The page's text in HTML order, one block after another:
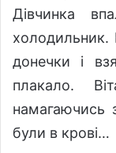
Дівчинка
холодильник.
донечки і
плакало.
намагаючись
були в крові…